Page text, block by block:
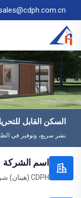
السكن القابل
نشر سريع، وتوفير في
اسم الشركة
CDPH (هينان) شركة محدودة